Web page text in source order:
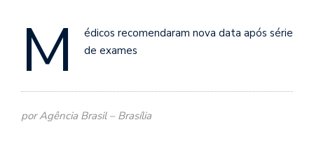
M
édicos recomendaram nova data após série
de exames
por Agência Brasil – Brasília